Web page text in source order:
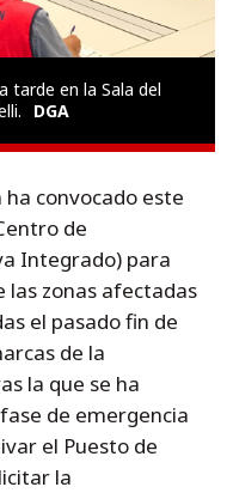
tarde en la Sala del
DGA
ha convocado este
de
Integrado) para
las zonas afectadas
el pasado fin de
de la
la que se ha
de emergencia
el Puesto de
la